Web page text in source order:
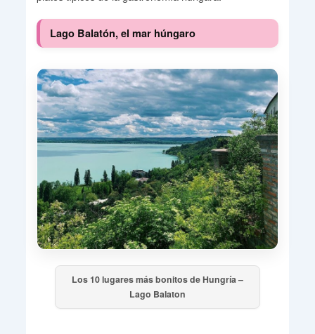
Lago Balatón, el mar húngaro
Los 10 lugares más bonitos de Hungría –
Lago Balaton